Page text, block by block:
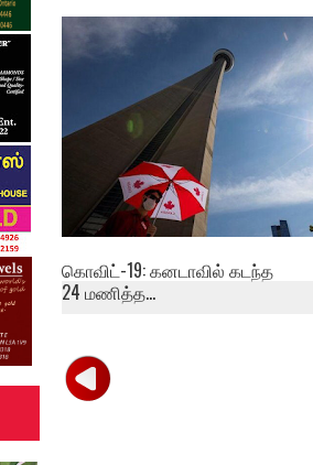
கொவிட்-19 தடுப்பூசி:
ஒன்றாரியோவுக்க...
கொவிட்-19: கனடாவில் கடந்த
24 மணித்த...